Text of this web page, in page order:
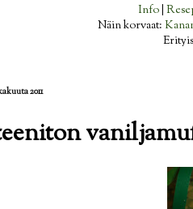
Info
Näin korvaat:
2011